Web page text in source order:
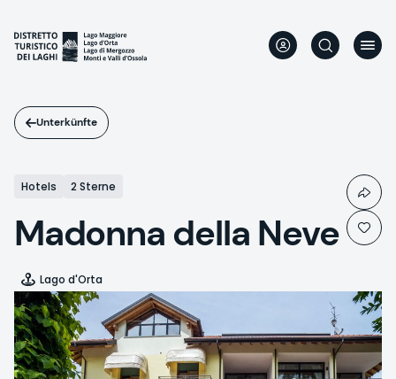
Inhalt
Unterkünfte
Hotels 2 Sterne
Madonna della Neve
Lago d'Orta